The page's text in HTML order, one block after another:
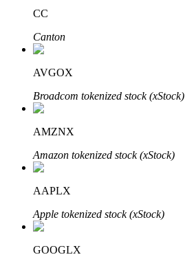
合夥人計劃
CC
Canton
AVGOX
Broadcom tokenized stock (xStock)
AMZNX
Amazon tokenized stock (xStock)
AAPLX
Apple tokenized stock (xStock)
GOOGLX